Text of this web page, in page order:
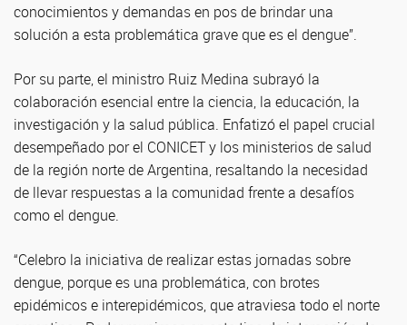
conocimientos y demandas en pos de brindar una
solución a esta problemática grave que es el dengue”.
Por su parte, el ministro Ruiz Medina subrayó la
colaboración esencial entre la ciencia, la educación, la
investigación y la salud pública. Enfatizó el papel crucial
desempeñado por el CONICET y los ministerios de salud
de la región norte de Argentina, resaltando la necesidad
de llevar respuestas a la comunidad frente a desafíos
como el dengue.
“Celebro la iniciativa de realizar estas jornadas sobre
dengue, porque es una problemática, con brotes
epidémicos e interepidémicos, que atraviesa todo el norte